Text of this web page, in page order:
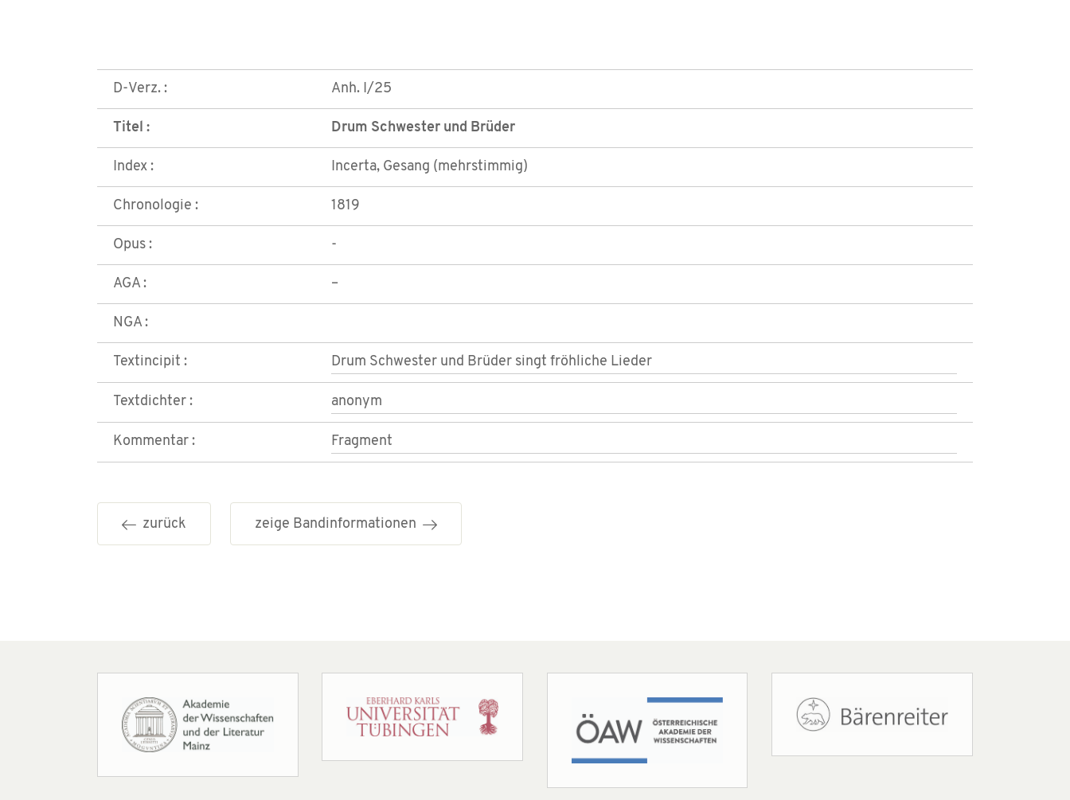
D-Verz. : Anh. I/25
Titel : Drum Schwester und Brüder
Index : Incerta, Gesang (mehrstimmig)
Chronologie : 1819
Opus : -
AGA : –
NGA :
Textincipit : Drum Schwester und Brüder singt fröhliche Lieder
Textdichter : anonym
Kommentar : Fragment
zurück zeige Bandinformationen